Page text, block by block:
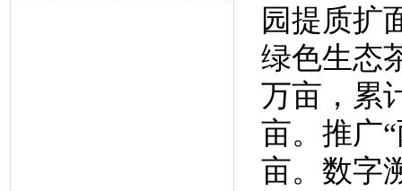
园提质扩
绿色生态
万亩，累
亩。推广
亩。数字